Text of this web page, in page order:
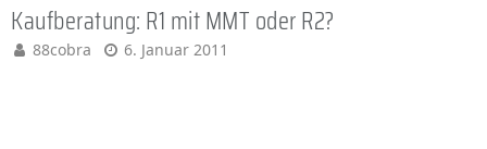
Kaufberatung: R1 mit MMT oder R2?
88cobra 6. Januar 2011